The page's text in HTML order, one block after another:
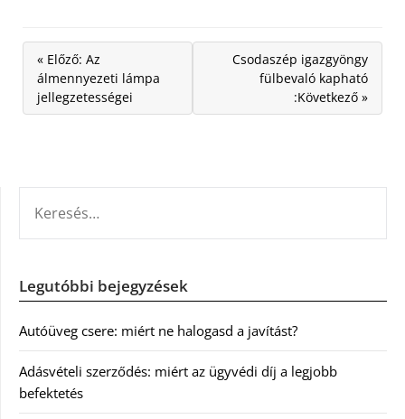
« Előző: Az
álmennyezeti lámpa
jellegzetességei
Csodaszép igazgyöngy
fülbevaló kapható
:Következő »
Legutóbbi bejegyzések
Autóüveg csere: miért ne halogasd a javítást?
Adásvételi szerződés: miért az ügyvédi díj a legjobb
befektetés